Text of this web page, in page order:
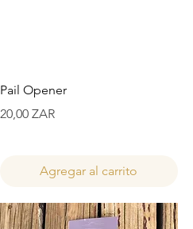
Vista rápida
Pail Opener
Precio
20,00 ZAR
Agregar al carrito